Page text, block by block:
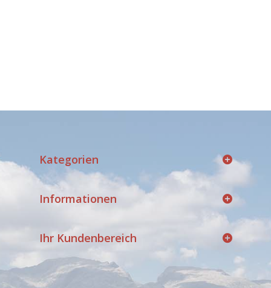
Kategorien
Informationen
Ihr Kundenbereich